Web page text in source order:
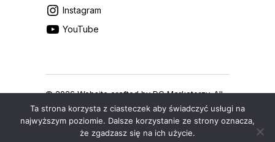
Instagram
YouTube
© 2026 Website crafted byDC Marketerzy. All
rights reserved.
Ta strona korzysta z ciasteczek aby świadczyć usługi na
najwyższym poziomie. Dalsze korzystanie ze strony oznacza,
że zgadzasz się na ich użycie.